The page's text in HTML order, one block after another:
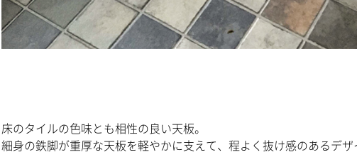
床のタイルの色味とも相性の良い天板。
細身の鉄脚が重厚な天板を軽やかに支えて、程よく抜け感のあるデザ